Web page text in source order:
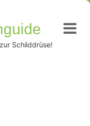
Schilddrüse!